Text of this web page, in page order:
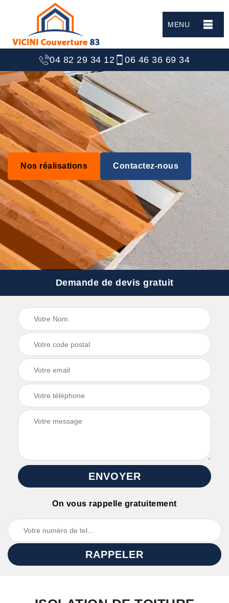
MENU
04 82 29 34 12 06 46 36 69 34
Nos réalisations Contactez-nous
Demande de devis gratuit
On vous rappelle gratuitement